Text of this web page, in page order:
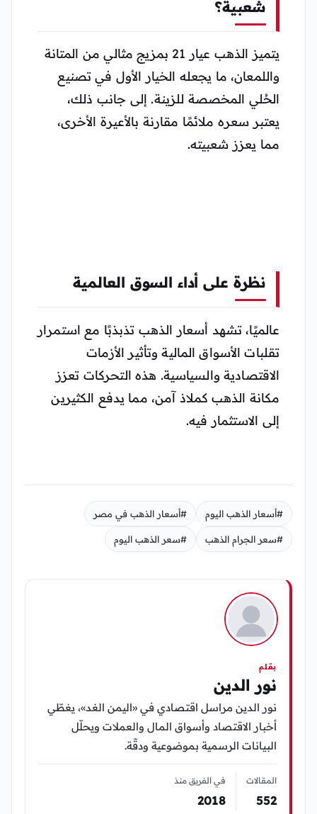
شعبية؟
يتميز الذهب عيار 21 بمزيج مثالي من المتانة
واللمعان، ما يجعله الخيار الأول في تصنيع
الحُلي المخصصة للزينة. إلى جانب ذلك،
يعتبر سعره ملائمًا مقارنة بالأعيرة الأخرى،
مما يعزز شعبيته.
نظرة على أداء السوق العالمية
عالميًا، تشهد أسعار الذهب تذبذبًا مع استمرار
تقلبات الأسواق المالية وتأثير الأزمات
الاقتصادية والسياسية. هذه التحركات تعزز
مكانة الذهب كملاذ آمن، مما يدفع الكثيرين
إلى الاستثمار فيه.
#أسعار الذهب اليوم #أسعار الذهب في مصر
#سعر الجرام الذهب #سعر الذهب اليوم
بقلم
نور الدين
نور الدين مراسل اقتصادي في «اليمن الغد»، يغطّي
أخبار الاقتصاد وأسواق المال والعملات ويحلّل
البيانات الرسمية بموضوعية ودقّة.
المقالات
552
في الفريق منذ
2018